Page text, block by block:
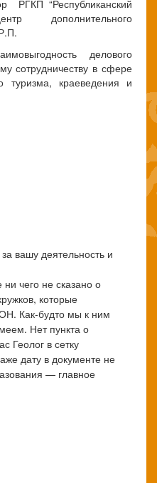
РГКП “Республиканский
дополнительного
делового
сотрудничеству в сфере
туризма, краеведения и
вашу деятельность и
чего не сказано о
которые
Как-будто мы к ним
Нет пункта о
Геолог в сетку
дату в документе не
— главное